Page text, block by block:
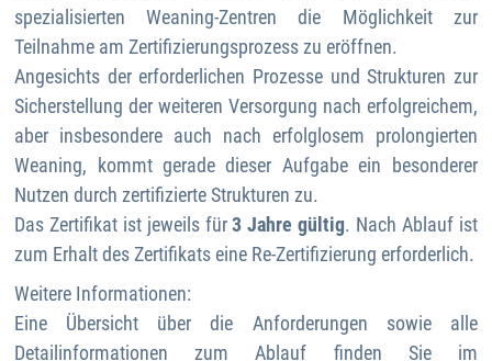
spezialisierten Weaning-Zentren die Möglichkeit zur
Teilnahme am Zertifizierungsprozess zu eröffnen.
Angesichts der erforderlichen Prozesse und Strukturen zur
Sicherstellung der weiteren Versorgung nach erfolgreichem,
aber insbesondere auch nach erfolglosem prolongierten
Weaning, kommt gerade dieser Aufgabe ein besonderer
Nutzen durch zertifizierte Strukturen zu.
Das Zertifikat ist jeweils für3 Jahre gültig. Nach Ablauf ist
zum Erhalt des Zertifikats eine Re-Zertifizierung erforderlich.
Weitere Informationen:
Eine Übersicht über die Anforderungen sowie alle
Detailinformationen zum Ablauf finden Sie im